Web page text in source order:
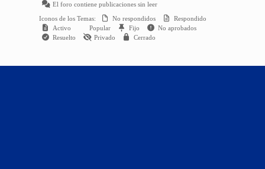
El foro contiene publicaciones sin leer
Iconos de los Temas:
No respondidos
Respondido
Activo
Popular Fijo
No aprobados
Resuelto
Privado Cerrado